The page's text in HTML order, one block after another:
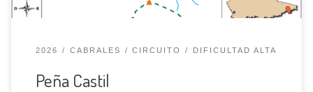
2026 CABRALES CIRCUITO DIFICULTAD ALTA
Peña Castil